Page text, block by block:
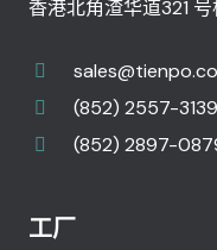
香港北角渣华道321
(852) 2557-3139
(852) 2897-
工厂